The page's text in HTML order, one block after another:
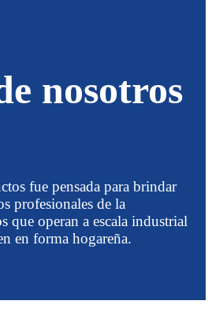
nosotros
fue pensada para brindar
profesionales de la
que operan a escala industrial
en forma hogareña.